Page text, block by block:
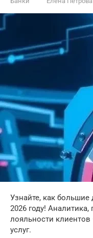
Узнайте, как
2026 году!
лояльности
услуг.